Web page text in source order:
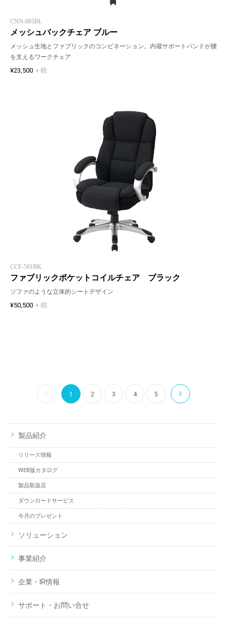
CNN-005BL
メッシュバックチェア ブルー
メッシュ生地とファブリックのコンビネーション。内蔵サポートバンドが腰
を支えるワークチェア
¥23,500 + 税
CCF-501BK
ファブリックポケットコイルチェア ブラック
ソファのような立体的シートデザイン
¥50,500 + 税
1 2 3 4 5
製品紹介
リリース情報
WEB版カタログ
製品取扱店
ダウンロードサービス
今月のプレゼント
ソリューション
事業紹介
企業・IR情報
サポート・お問い合せ